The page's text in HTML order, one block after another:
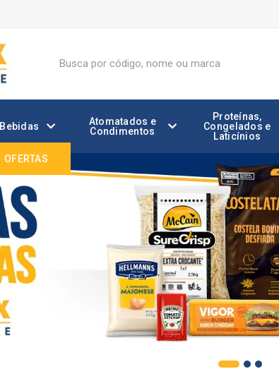
Atomatados e
Condimentos
Proteínas,
Congelados e
Laticínios
OFERTAS